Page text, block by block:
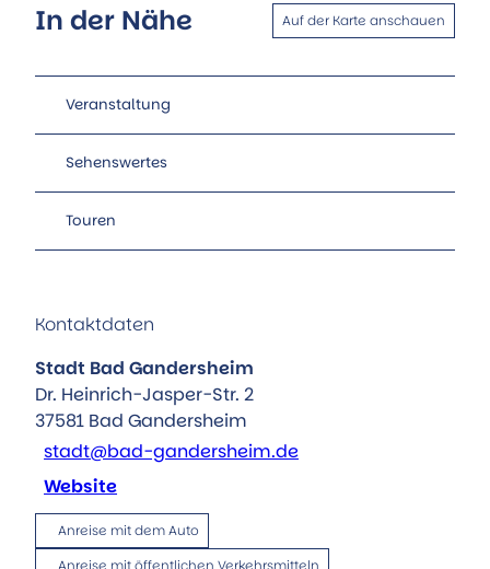
In der Nähe Auf der Karte anschauen
Veranstaltung
Sehenswertes
Touren
Kontaktdaten
Stadt Bad Gandersheim
Dr. Heinrich-Jasper-Str. 2
37581 Bad Gandersheim
stadt@bad-gandersheim.de
Website
Anreise mit dem Auto
Anreise mit öffentlichen Verkehrsmitteln